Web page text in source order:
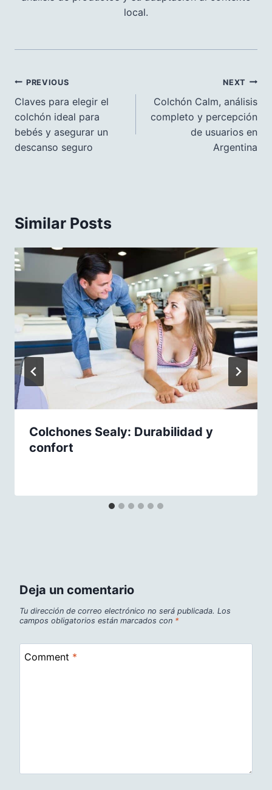
local.
Navegación
de
entradas
PREVIOUS
Claves para elegir el
colchón ideal para
bebés y asegurar un
descanso seguro
NEXT
Colchón Calm, análisis
completo y percepción
de usuarios en
Argentina
Similar Posts
Colchones Sealy: Durabilidad y
confort
Deja un comentario
Tu dirección de correo electrónico no será publicada. Los
campos obligatorios están marcados con *
Comment *